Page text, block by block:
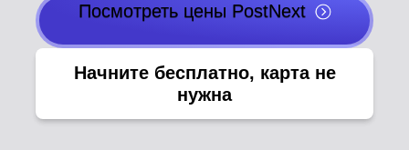
Посмотреть цены PostNext
Начните бесплатно, карта не
нужна